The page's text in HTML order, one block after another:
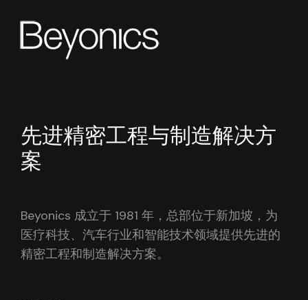
先进精密工程与制造解决方
案
Beyonics 成立于 1981 年，总部位于新加坡，为
医疗科技、汽车行业和智能技术领域提供先进的
精密工程和制造解决方案。